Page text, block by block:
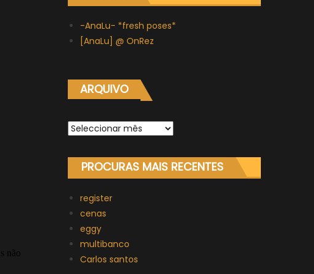
-AnaLu- *fresh poses*
[AnaLu] @ OnRez
ARQUIVO
Arquivo
PROCURAS MAIS RECENTES
register
cenas
eggy
multibanco
Carlos santos